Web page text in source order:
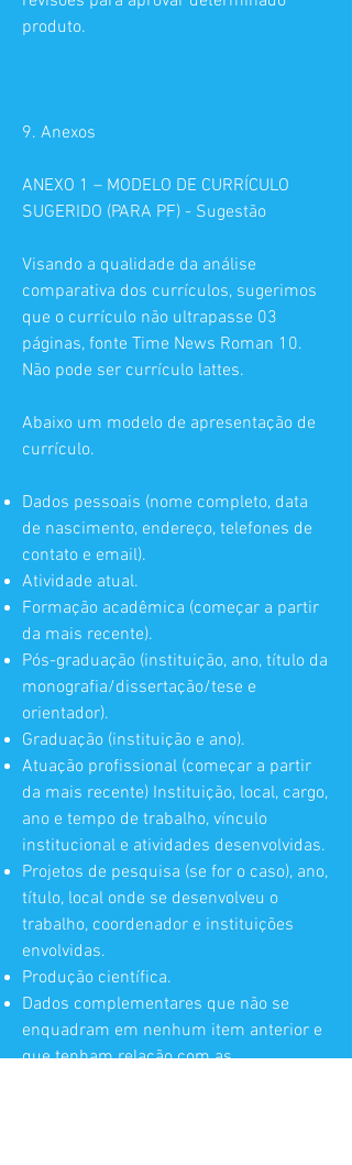
produto.
9. Anexos
ANEXO 1 – MODELO DE CURRÍCULO
SUGERIDO (PARA PF) - Sugestão
Visando a qualidade da análise
comparativa dos currículos, sugerimos
que o currículo não ultrapasse 03
páginas, fonte Time News Roman 10.
Não pode ser currículo lattes.
Abaixo um modelo de apresentação de
currículo.
Dados pessoais (nome completo, data
de nascimento, endereço, telefones de
contato e email).
Atividade atual.
Formação acadêmica (começar a partir
da mais recente).
Pós-graduação (instituição, ano, título da
monografia/dissertação/tese e
orientador).
Graduação (instituição e ano).
Atuação profissional (começar a partir
da mais recente) Instituição, local, cargo,
ano e tempo de trabalho, vínculo
institucional e atividades desenvolvidas.
Projetos de pesquisa (se for o caso), ano,
título, local onde se desenvolveu o
trabalho, coordenador e instituições
envolvidas.
Produção científica.
Dados complementares que não se
enquadram em nenhum item anterior e
que tenham relação com as